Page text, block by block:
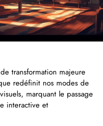
transformation majeure
redéfinit nos modes de
marquant le passage
interactive et